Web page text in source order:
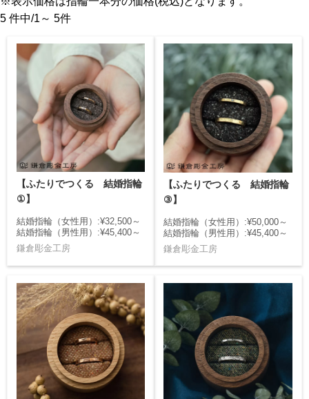
5 件中/1～ 5件
【ふたりでつくる 結婚指輪
①】
結婚指輪（女性用）:¥32,500～
結婚指輪（男性用）:¥45,400～
鎌倉彫金工房
【ふたりでつくる 結婚指輪
③】
結婚指輪（女性用）:¥50,000～
結婚指輪（男性用）:¥45,400～
鎌倉彫金工房